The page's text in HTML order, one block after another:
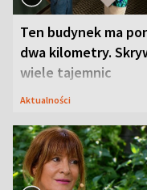
Ten budynek ma
dwa kilometry.
wiele tajemnic
Aktualności